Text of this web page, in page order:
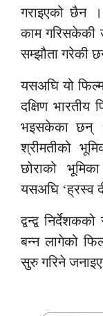
गराइएको छैन
काम गरिसकेकी
सम्झौता गरेकी
यसअघि यो
दक्षिण भारतीय
भइसकेका छन् ।
श्रीमतीको
छोराको
यसअघि ‘ह्रस्व
द्वन्द्व
बन्न लागेको
सुरु गरिने